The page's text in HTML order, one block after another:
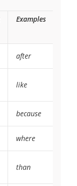
Examples
after
like
because
where
than